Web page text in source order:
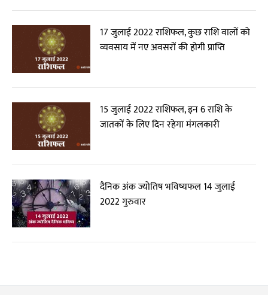
17 जुलाई 2022 राशिफल, कुछ राशि वालों को
व्यवसाय में नए अवसरों की होगी प्राप्ति
15 जुलाई 2022 राशिफल, इन 6 राशि के
जातकों के लिए दिन रहेगा मंगलकारी
दैनिक अंक ज्योतिष भविष्यफल 14 जुलाई
2022 गुरुवार